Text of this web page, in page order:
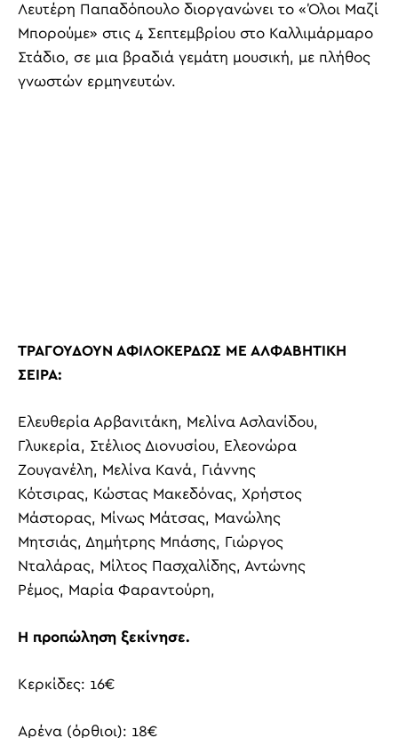
Λευτέρη Παπαδόπουλο διοργανώνει το «Όλοι Μαζί
Μπορούμε» στις 4 Σεπτεμβρίου στο Καλλιμάρμαρο
Στάδιο, σε μια βραδιά γεμάτη μουσική, με πλήθος
γνωστών ερμηνευτών.
ΤΡΑΓΟΥΔΟΥΝ ΑΦΙΛΟΚΕΡΔΩΣ ΜΕ ΑΛΦΑΒΗΤΙΚΗ
ΣΕΙΡΑ:
Ελευθερία Αρβανιτάκη, Μελίνα Ασλανίδου,
Γλυκερία, Στέλιος Διονυσίου, Ελεονώρα
Ζουγανέλη, Μελίνα Κανά, Γιάννης
Κότσιρας, Κώστας Μακεδόνας, Χρήστος
Μάστορας, Μίνως Μάτσας, Μανώλης
Μητσιάς, Δημήτρης Μπάσης, Γιώργος
Νταλάρας, Μίλτος Πασχαλίδης, Αντώνης
Ρέμος, Μαρία Φαραντούρη,
Η προπώληση ξεκίνησε.
Κερκίδες: 16€
Αρένα (όρθιοι): 18€